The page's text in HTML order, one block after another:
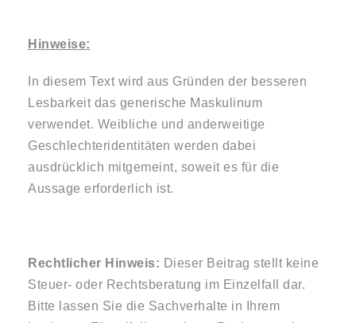
Hinweise:
In diesem Text wird aus Gründen der besseren
Lesbarkeit das generische Maskulinum
verwendet. Weibliche und anderweitige
Geschlechteridentitäten werden dabei
ausdrücklich mitgemeint, soweit es für die
Aussage erforderlich ist.
Rechtlicher Hinweis: Dieser Beitrag stellt keine
Steuer- oder Rechtsberatung im Einzelfall dar.
Bitte lassen Sie die Sachverhalte in Ihrem